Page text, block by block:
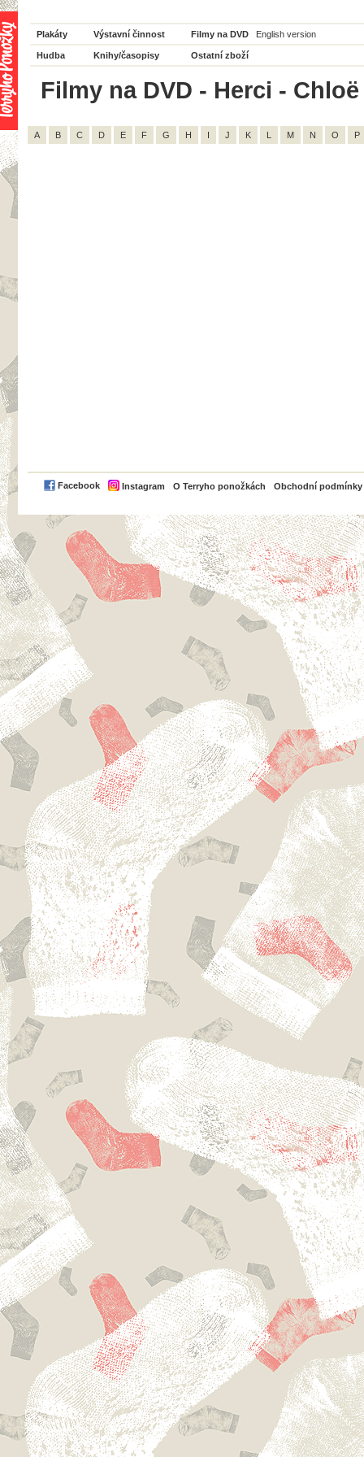
Plakáty Výstavní činnost Filmy na DVD English version
Hudba Knihy/časopisy Ostatní zboží
Filmy na DVD - Herci -
A B C D E F G H I J K L M N O P
Facebook Instagram O Terryho ponožkách Obchodní podmínky
PayPal